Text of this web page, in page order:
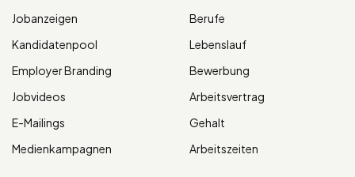
Jobanzeigen
Kandidatenpool
Employer Branding
Jobvideos
E-Mailings
Medienkampagnen
Berufe
Lebenslauf
Bewerbung
Arbeitsvertrag
Gehalt
Arbeitszeiten